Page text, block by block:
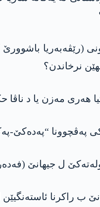
(رێڤەبەریا
نرخاندن؟
ھەری مەزن یا د ناڤا
پەڤچوونا “پەدەکێ-
ل جیھانێ
ب راکرنا